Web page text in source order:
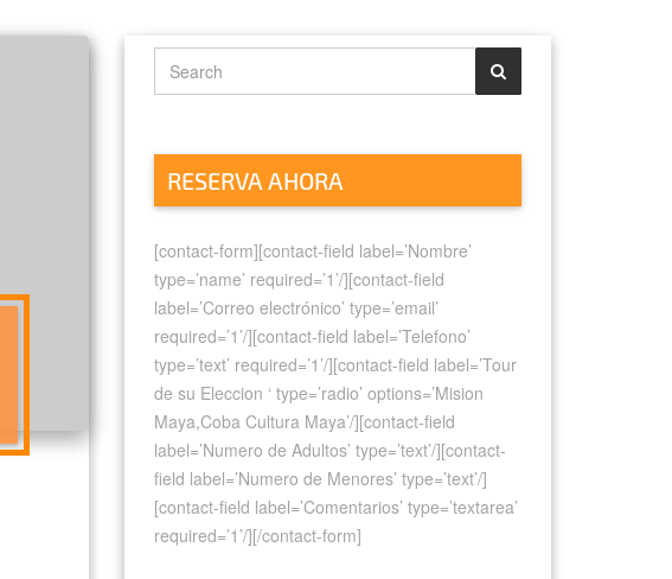
RESERVA AHORA
[contact-form][contact-field label=’Nombre’
type=’name’ required=’1’/][contact-field
label=’Correo electrónico’ type=’email’
required=’1’/][contact-field label=’Telefono’
type=’text’ required=’1’/][contact-field label=’Tour
de su Eleccion ‘ type=’radio’ options=’Mision
Maya,Coba Cultura Maya’/][contact-field
label=’Numero de Adultos’ type=’text’/][contact-
field label=’Numero de Menores’ type=’text’/]
[contact-field label=’Comentarios’ type=’textarea’
required=’1’/][/contact-form]